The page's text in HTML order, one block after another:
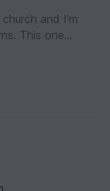
and I'm
This one
nice. I'm sure it
soon.